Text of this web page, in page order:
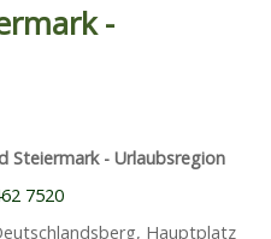
-
Steiermark - Urlaubsregion
7520
, Hauptplatz